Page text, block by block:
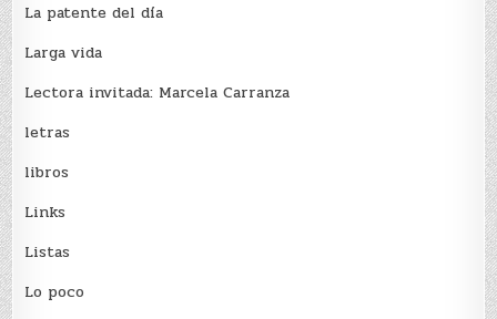
La patente del día
Larga vida
Lectora invitada: Marcela Carranza
letras
libros
Links
Listas
Lo poco